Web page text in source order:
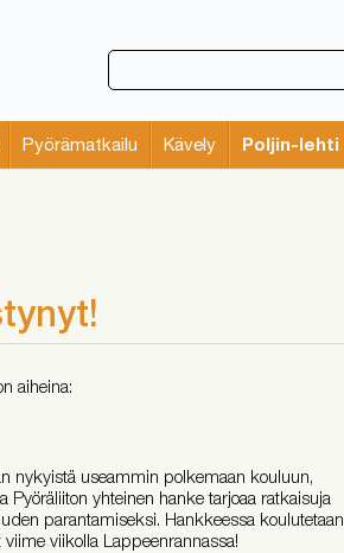
Pyörämatkailu Kävely Poljin-lehti
aiheina:
nykyistä useammin polkemaan kouluun,
yhteinen hanke tarjoaa ratkaisuja
parantamiseksi. Hankkeessa koulutetaan
viikolla Lappeenrannassa!